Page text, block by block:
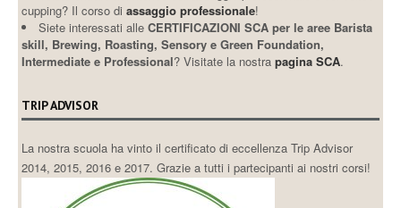
cupping? Il corso diassaggio professionale!
Siete interessati alleCERTIFICAZIONI SCA per le aree Barista
skill, Brewing, Roasting, Sensory e Green Foundation,
Intermediate e Professional? Visitate la nostrapagina SCA.
TRIP ADVISOR
La nostra scuola ha vinto il certificato di eccellenza Trip Advisor
2014, 2015, 2016 e 2017. Grazie a tutti i partecipanti ai nostri corsi!